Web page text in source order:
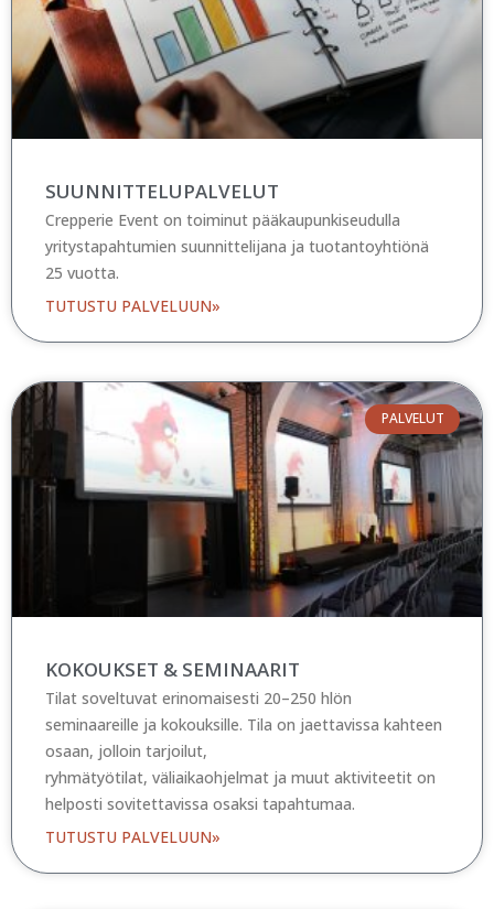
SUUNNITTELU­PALVELUT
Crepperie Event on toiminut pääkaupunkiseudulla
yritystapahtumien suunnittelijana ja tuotantoyhtiönä
25 vuotta.
TUTUSTU PALVELUUN»
PALVELUT
KOKOUKSET & SEMINAARIT
Tilat soveltuvat erinomaisesti 20–250 hlön
seminaareille ja kokouksille. Tila on jaettavissa kahteen
osaan, jolloin tarjoilut,
ryhmätyötilat, väliaikaohjelmat ja muut aktiviteetit on
helposti sovitettavissa osaksi tapahtumaa.
TUTUSTU PALVELUUN»